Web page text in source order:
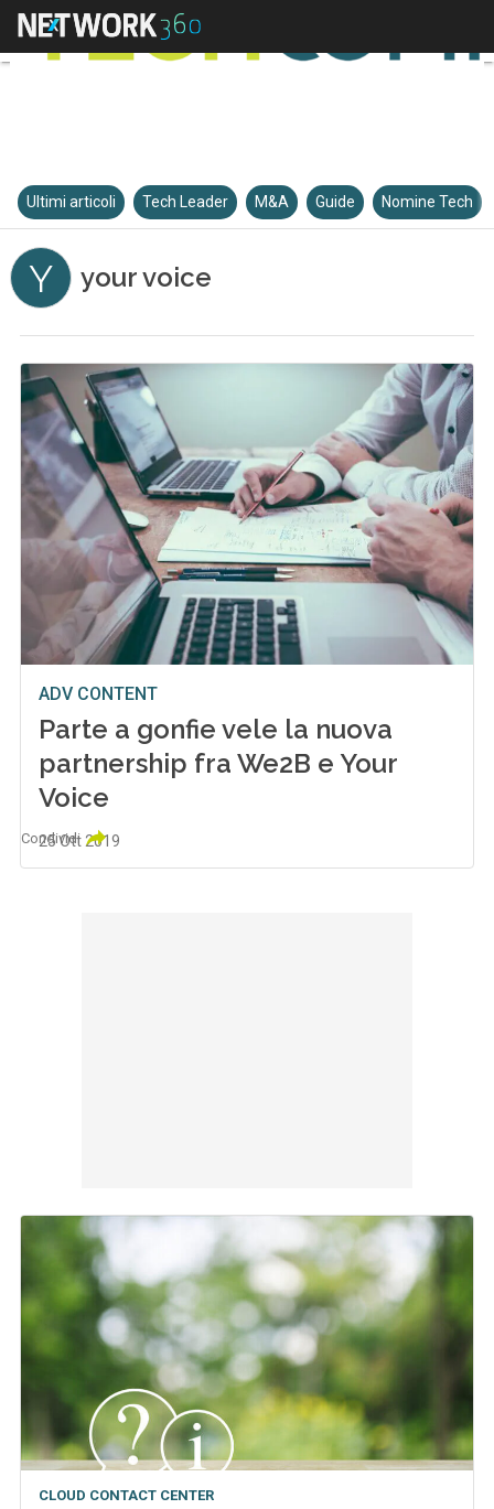
Ultimi articoli Tech Leader M&A Guide Nomine Tech
Y your voice
ADV CONTENT
Parte a gonfie vele la nuova
partnership fra We2B e Your
Voice
25 Ott 2019
Condividi
CLOUD CONTACT CENTER